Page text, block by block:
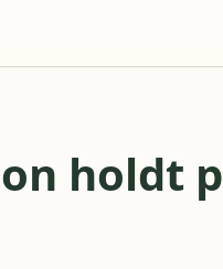
holdt